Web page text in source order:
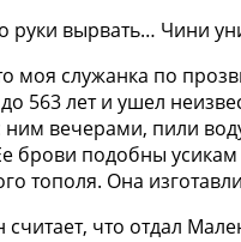
руки вырвать… Чини
моя служанка по
563 лет и ушел
ним вечерами, пили
подобны усикам
тополя. Она
что отдал